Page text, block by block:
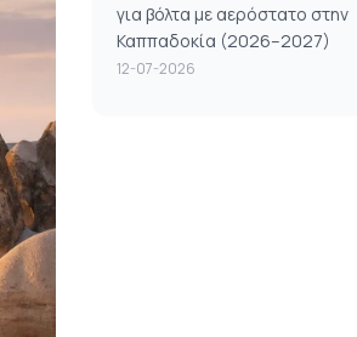
για βόλτα με αερόστατο στην
Καππαδοκία (2026–2027)
12-07-2026